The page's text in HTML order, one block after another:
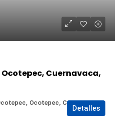
Cuernavaca,
Ocotepec, Cuernavaca,
Detalles